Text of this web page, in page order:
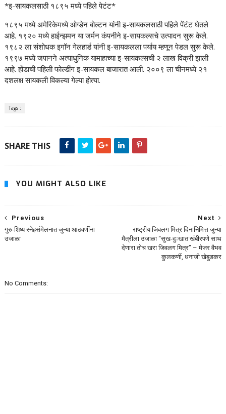
*इ-सायकलसाठी १८९५ मध्ये पहिले पेटंट*
१८९५ मध्ये अमेरिकेमध्ये ओग्डेन बोल्टन यांनी इ-सायकलसाठी पहिले पेंटंट घेतले
आहे. १९२० मध्ये हाईन्झमन या जर्मन कंपनीने इ-सायकल्सचे उत्पादन सुरू केले.
१९८२ ला संशोधक इगॉन गेलहार्ड यांनी इ-सायकलला पर्याय म्हणून पेडल सुरू केले.
१९९७ मध्ये जपानने अत्याधुनिक यामाहाच्या इ-सायकल्सची २ लाख विक्री झाली
आहे. होंडाची पहिली फोल्डींग इ-सायकल बाजारात आली. २००९ ला चीनमध्ये २१
दशलक्ष सायकली विकल्या गेल्या होत्या.
Tags :
SHARE THIS
YOU MIGHT ALSO LIKE
Next
राष्ट्रीय जिवलग मित्र दिनानिमित्त जुन्या
मैत्रीला उजाळा “सुख-दुःखात खंबीरपणे साथ
देणारा तोच खरा जिवलग मित्र” – मेजर वैभव
कुलकर्णी, धनाजी खेबुडकर
Previous
गुरु-शिष्य स्नेहसंमेलनात जुन्या आठवणींना
उजाळा
No Comments: